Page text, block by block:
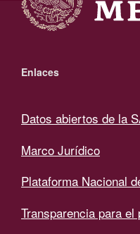
Enlaces
Datos abiertos de la
Marco Jurídico
Plataforma Nacional
Transparencia para el